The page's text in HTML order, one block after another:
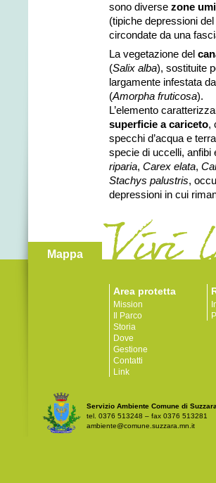
sono diverse zone
(tipiche depressioni
circondate da una
La vegetazione del
(Salix alba), sostituite
largamente infestata
(Amorpha fruticosa).
L’elemento
superficie a cariceto,
specchi d’acqua e
specie di uccelli, anfibi
riparia, Carex elata,
Stachys palustris,
depressioni in cui
Mappa
Area protetta
Mission
Il Parco
Storia
Dove
Gestione
Contatti
Link
Servizio Ambiente Comune di Suzzara
tel. 0376 513248 – fax 0376 513281
ambiente@comune.suzzara.mn.it